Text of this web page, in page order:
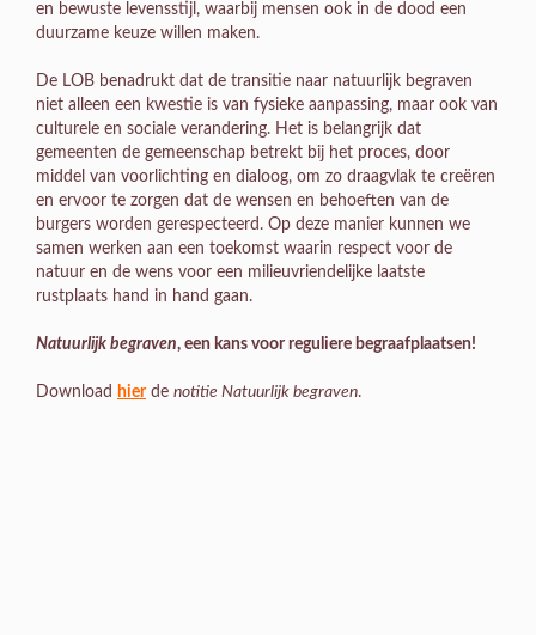
en bewuste levensstijl, waarbij mensen ook in de dood een
duurzame keuze willen maken.
De LOB benadrukt dat de transitie naar natuurlijk begraven
niet alleen een kwestie is van fysieke aanpassing, maar ook van
culturele en sociale verandering. Het is belangrijk dat
gemeenten de gemeenschap betrekt bij het proces, door
middel van voorlichting en dialoog, om zo draagvlak te creëren
en ervoor te zorgen dat de wensen en behoeften van de
burgers worden gerespecteerd. Op deze manier kunnen we
samen werken aan een toekomst waarin respect voor de
natuur en de wens voor een milieuvriendelijke laatste
rustplaats hand in hand gaan.
Natuurlijk begraven, een kans voor reguliere begraafplaatsen!
Download hierde notitie Natuurlijk begraven.